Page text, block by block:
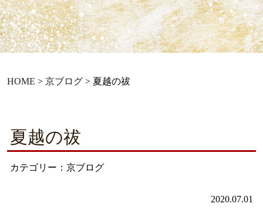
HOME > 京ブログ> 夏越の祓
夏越の祓
カテゴリー：京ブログ
2020.07.01